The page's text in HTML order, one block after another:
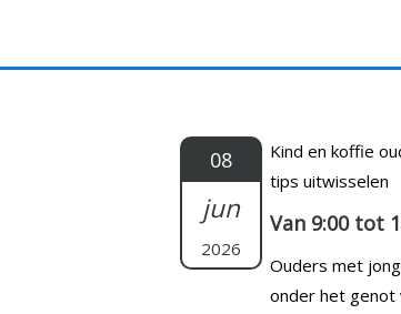
inhoud
08
jun
2026
Kind en koffie
tips uitwisselen
Van 9:00 tot
Ouders met
onder het genot